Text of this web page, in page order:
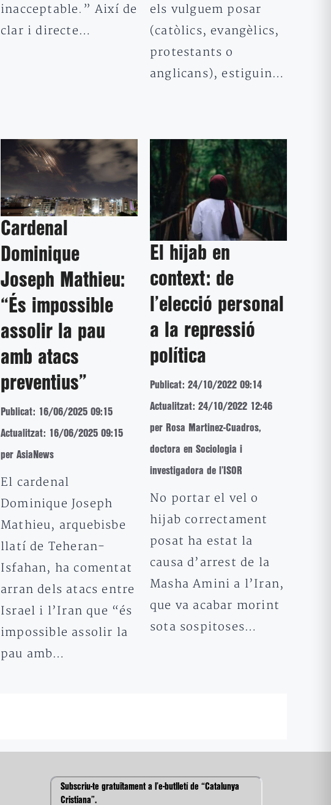
inacceptable.” Així de
clar i directe…
els vulguem posar
(catòlics, evangèlics,
protestants o
anglicans), estiguin…
Cardenal
Dominique
Joseph Mathieu:
“És impossible
assolir la pau
amb atacs
preventius”
Publicat: 16/06/2025 09:15
Actualitzat: 16/06/2025 09:15
per AsiaNews
El cardenal
Dominique Joseph
Mathieu, arquebisbe
llatí de Teheran-
Isfahan, ha comentat
arran dels atacs entre
Israel i l’Iran que “és
impossible assolir la
pau amb…
El hijab en
context: de
l’elecció personal
a la repressió
política
Publicat: 24/10/2022 09:14
Actualitzat: 24/10/2022 12:46
per Rosa Martinez-Cuadros,
doctora en Sociologia i
investigadora de l’ISOR
No portar el vel o
hijab correctament
posat ha estat la
causa d’arrest de la
Masha Amini a l’Iran,
que va acabar morint
sota sospitoses…
Subscriu-te gratuïtament a l’e-butlletí de “Catalunya
Cristiana”.